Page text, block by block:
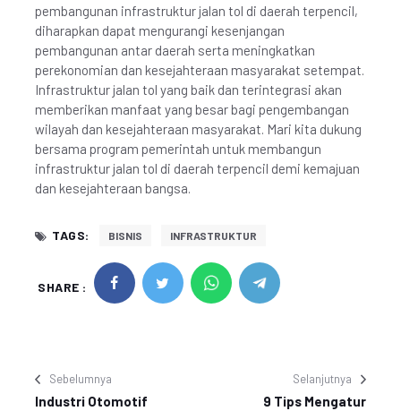
pembangunan infrastruktur jalan tol di daerah terpencil,
diharapkan dapat mengurangi kesenjangan
pembangunan antar daerah serta meningkatkan
perekonomian dan kesejahteraan masyarakat setempat.
Infrastruktur jalan tol yang baik dan terintegrasi akan
memberikan manfaat yang besar bagi pengembangan
wilayah dan kesejahteraan masyarakat. Mari kita dukung
bersama program pemerintah untuk membangun
infrastruktur jalan tol di daerah terpencil demi kemajuan
dan kesejahteraan bangsa.
TAGS: BISNIS INFRASTRUKTUR
SHARE :
Sebelumnya
Industri Otomotif
Selanjutnya
9 Tips Mengatur